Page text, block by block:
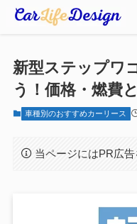
新型ステップワ
う！価格・燃費
車種別のおすすめカーリース
当ページにはPR広